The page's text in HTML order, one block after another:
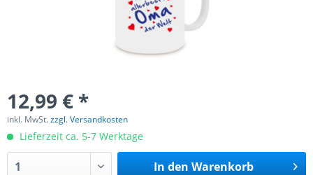
12,99 € *
inkl. MwSt.zzgl. Versandkosten
Lieferzeit ca. 5-7 Werktage
In den Warenkorb